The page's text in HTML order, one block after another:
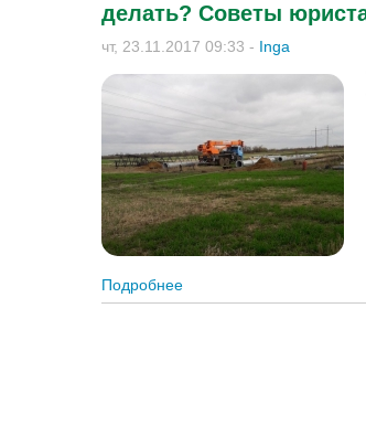
делать? Советы
чт, 23.11.2017 09:33 - Inga
Подробнее